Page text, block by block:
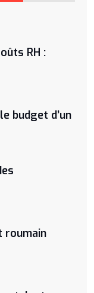
RH :
budget d’un
roumain